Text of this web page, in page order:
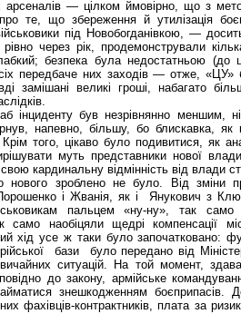
арсеналів — цілком ймовірно, що з
те, що збереження й утилізація
під Новобогданівкою, —
через рік, продемонстрували
безпека була недостатньою (до
передбаче них заходів — отже, «ЦУ»
замішані великі гроші, набагато
інциденту був незрівнянно меншим,
напевно, більшу, бо блискавка,
того, цікаво було подивитися, як
муть представники нової
кардинальну відмінність від влади
нового зроблено не було. Від зміни
і Жванія, як і Янукович з
пальцем «ну-ну», так само
само наобіцяли щедрі компенсації
хід усе ж таки було започатковано:
бази було передано від
ситуацій. На той момент,
до закону, армійське
знешкодженням боєприпасів.
фахівців-контрактників, плата за